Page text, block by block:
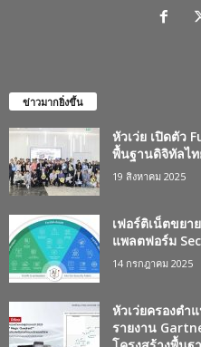
ข่าวมากยิ่งขึ้น
หัวเว่ย เปิดตัว
พื้นฐานดิจิทัลไ
19 สิงหาคม 2025
เฟอร์ติเน็ตขย
แพลตฟอร์ม
14 กรกฎาคม 2025
หัวเว่ยครองต
รายงาน